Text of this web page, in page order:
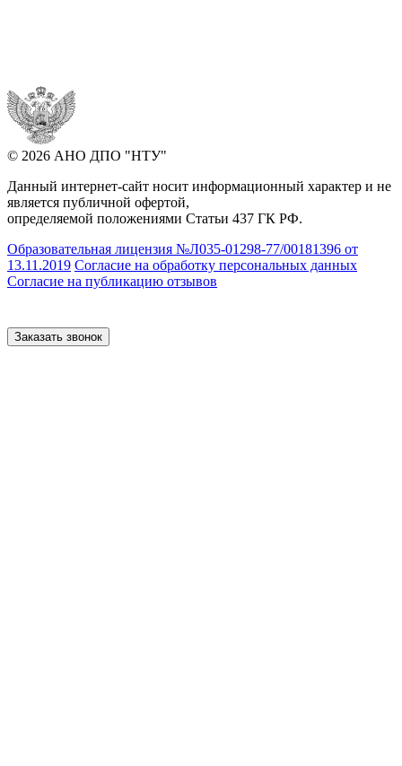
© 2026 АНО ДПО "НТУ"
Данный интернет-сайт носит информационный характер и не
является публичной офертой,
определяемой положениями Статьи 437 ГК РФ.
Образовательная лицензия №Л035-01298-77/00181396 от
13.11.2019 Согласие на обработку персональных данных
Согласие на публикацию отзывов
Заказать звонок